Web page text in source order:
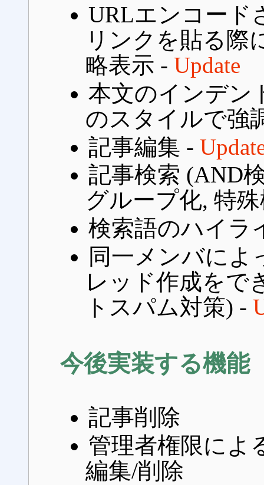
URLエンコード
リンクを貼る際
略表示 - Update
本文のインデン
のスタイルで強
記事編集 -
記事検索 (AND
グループ化, 特
検索語のハイラ
同一メンバによ
レッド作成をで
トスパム対策) -
今後実装する機能
記事削除
管理者権限によ
編集/削除